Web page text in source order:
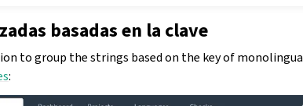
basadas en la clave
to group the strings based on the key of
: